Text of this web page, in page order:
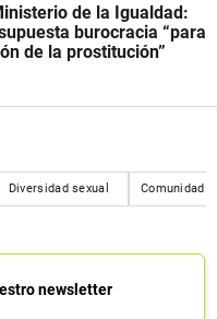
de la Igualdad:
burocracia “para
de la prostitución”
Diversidad sexual Comunidad
newsletter